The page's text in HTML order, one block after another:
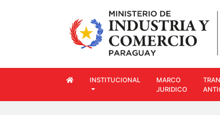
INSTITUCIONAL
MARCO
JURIDICO